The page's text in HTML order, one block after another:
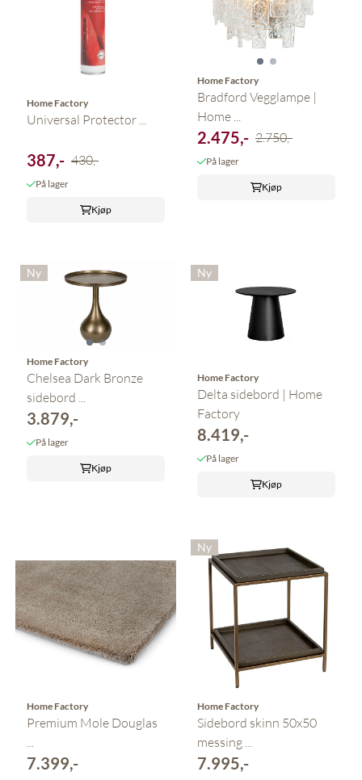
Home Factory
Universal Protector ...
387,- 430,-
På lager
Kjøp
Home Factory
Bradford Vegglampe |
Home ...
2.475,- 2.750,-
På lager
Kjøp
Ny
Home Factory
Chelsea Dark Bronze
sidebord ...
3.879,-
På lager
Kjøp
Ny
Home Factory
Delta sidebord | Home
Factory
8.419,-
På lager
Kjøp
Home Factory
Premium Mole Douglas
...
7.399,-
Ny
Home Factory
Sidebord skinn 50x50
messing ...
7.995,-